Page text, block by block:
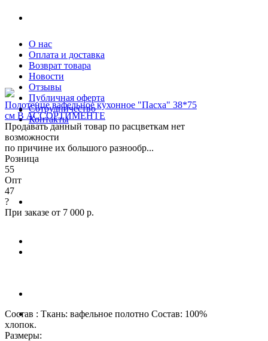
Состав : Ткань: вафельное полотно Состав: 100%
хлопок.
Размеры:
Полотенце вафельное кухонное "Пасха" 38*75
см В АССОРТИМЕНТЕ
Продавать данный товар по расцветкам нет
возможности
по причине их большого разнообр...
Розница
55
Опт
47
?
При заказе от 7 000 р.
О нас
Оплата и доставка
Возврат товара
Новости
Отзывы
Публичная оферта
Сотрудничество
Контакты